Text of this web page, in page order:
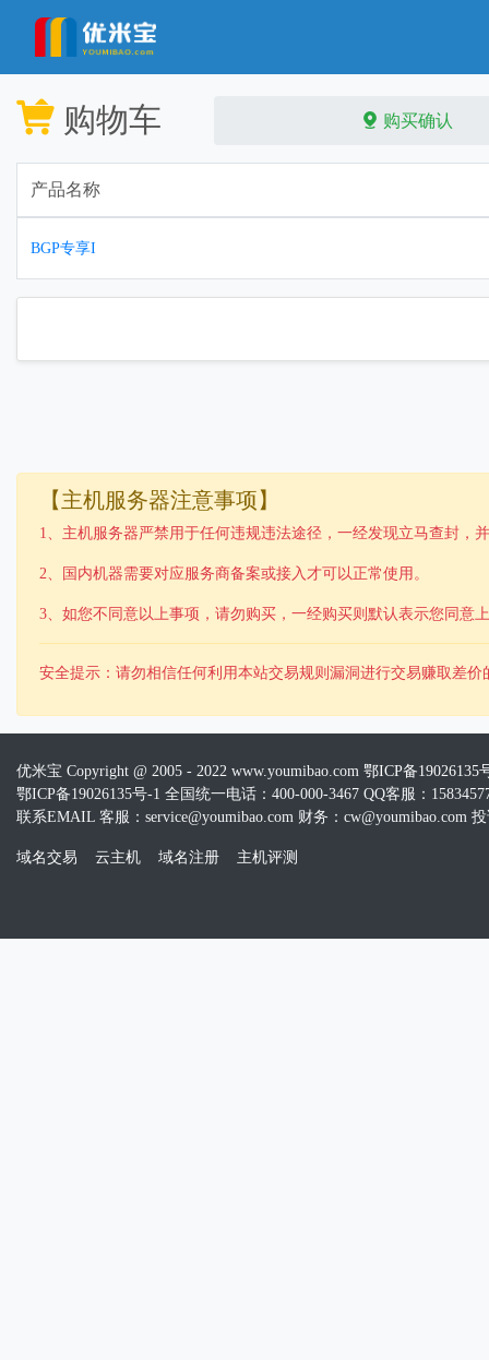
购物车 购买确认
产品名称
BGP专享I
【主机服务器注意事项】
1、主机服务器严禁用于任何违规违法途径，一经发现立马查封，
2、国内机器需要对应服务商备案或接入才可以正常使用。
3、如您不同意以上事项，请勿购买，一经购买则默认表示您同意
安全提示：请勿相信任何利用本站交易规则漏洞进行交易赚取差
优米宝 Copyright @ 2005 - 2022 www.youmibao.com 鄂ICP备19026135
鄂ICP备19026135号-1 全国统一电话：400-000-3467 QQ客服：
联系EMAIL 客服：service@youmibao.com 财务：cw@youmibao.com
域名交易 云主机 域名注册 主机评测